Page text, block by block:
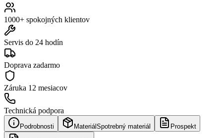
1000+ spokojných klientov
Servis do 24 hodín
Doprava zadarmo
Záruka 12 mesiacov
Technická podpora
Podrobnosti Materiál Spotrebný materiál Prospekt